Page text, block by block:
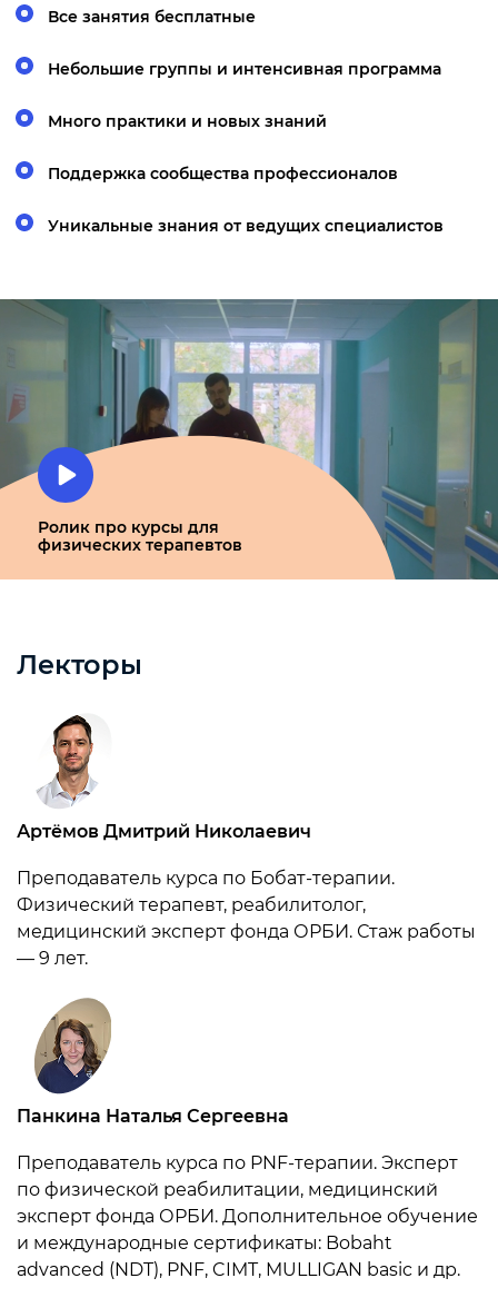
Все занятия бесплатные
Небольшие группы и интенсивная программа
Много практики и новых знаний
Поддержка сообщества профессионалов
Уникальные знания от ведущих специалистов
Ролик про курсы для
физических терапевтов
Лекторы
Артёмов Дмитрий Николаевич
Преподаватель курса по Бобат-терапии.
Физический терапевт, реабилитолог,
медицинский эксперт фонда ОРБИ. Стаж работы
— 9 лет.
Панкина Наталья Сергеевна
Преподаватель курса по PNF-терапии. Эксперт
по физической реабилитации, медицинский
эксперт фонда ОРБИ. Дополнительное обучение
и международные сертификаты: Bobaht
advanced (NDT), PNF, CIMT, MULLIGAN basic и др.